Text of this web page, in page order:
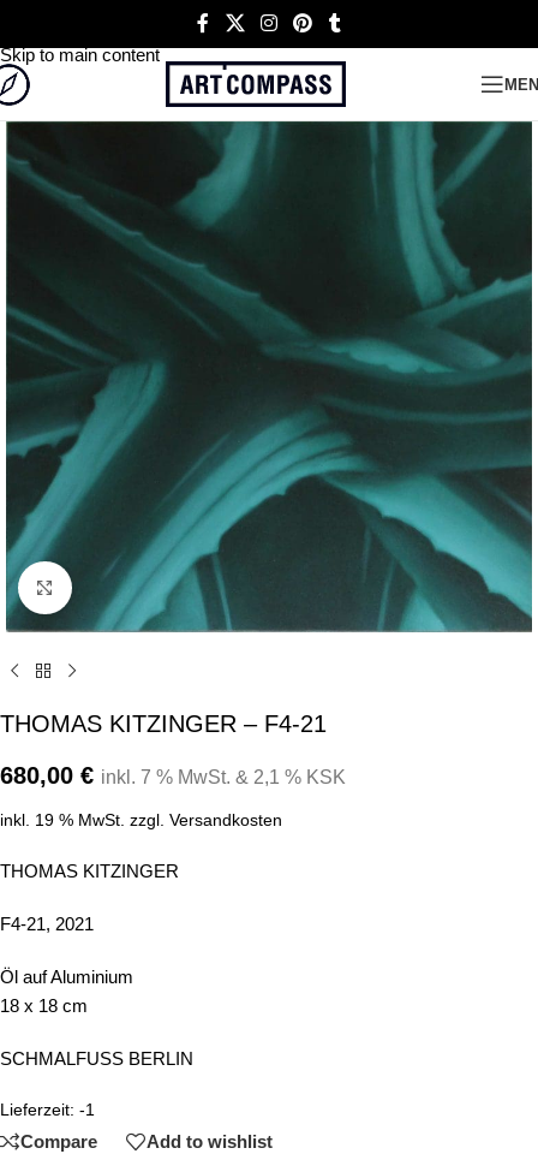
Skip to main content
Click to enlarge
THOMAS KITZINGER – F4-21
680,00 € inkl. 7 % MwSt. & 2,1 % KSK
inkl. 19 % MwSt. zzgl. Versandkosten
THOMAS KITZINGER
F4-21, 2021
Öl auf Aluminium
18 x 18 cm
SCHMALFUSS BERLIN
Lieferzeit: -1
Compare Add to wishlist